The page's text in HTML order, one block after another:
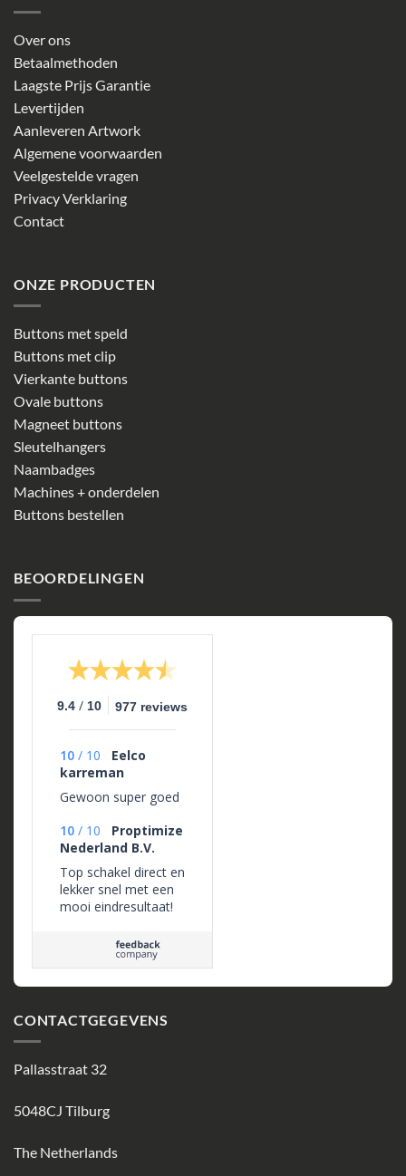
Over ons
Betaalmethoden
Laagste Prijs Garantie
Levertijden
Aanleveren Artwork
Algemene voorwaarden
Veelgestelde vragen
Privacy Verklaring
Contact
ONZE PRODUCTEN
Buttons met speld
Buttons met clip
Vierkante buttons
Ovale buttons
Magneet buttons
Sleutelhangers
Naambadges
Machines + onderdelen
Buttons bestellen
BEOORDELINGEN
9.4 / 10 977 reviews
10 / 10
Eelco
karreman
Gewoon super goed
10 / 10
Proptimize
Nederland B.V.
Top schakel direct en
lekker snel met een
mooi eindresultaat!
CONTACTGEGEVENS
Pallasstraat 32
5048CJ Tilburg
The Netherlands